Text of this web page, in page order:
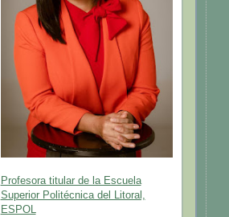
Profesora titular de la Escuela
Superior Politécnica del Litoral,
ESPOL